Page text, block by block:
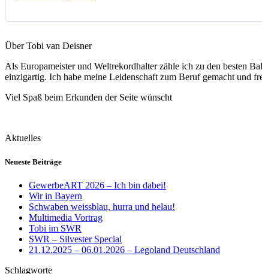
Über Tobi van Deisner
Als Europameister und Weltrekordhalter zähle ich zu den besten
einzigartig. Ich habe meine Leidenschaft zum Beruf gemacht und
Viel Spaß beim Erkunden der Seite wünscht
Aktuelles
Neueste Beiträge
GewerbeART 2026 – Ich bin dabei!
Wir in Bayern
Schwaben weissblau, hurra und helau!
Multimedia Vortrag
Tobi im SWR
SWR – Silvester Special
21.12.2025 – 06.01.2026 – Legoland Deutschland
Schlagworte